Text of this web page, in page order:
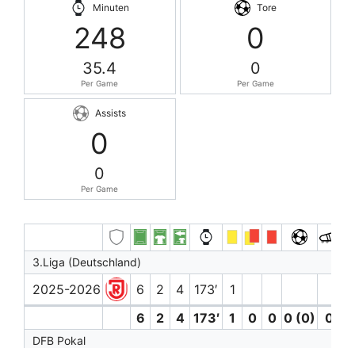
Minuten
248
35.4
Per Game
Tore
0
0
Per Game
Assists
0
0
Per Game
3.Liga (Deutschland)
2025-2026 6 2 4 173′
1
6
2 4 173′ 1 0 0 0 (0) 0
DFB Pokal